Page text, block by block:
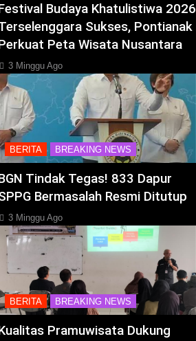
Budaya Khatulistiwa 2026
Sukses, Pontianak
Peta Wisata Nusantara
3 Minggu Ago
BERITA BREAKING NEWS
Tindak Tegas! 833 Dapur
Bermasalah Resmi Ditutup
3 Minggu Ago
BERITA BREAKING NEWS
Pramuwisata Dukung